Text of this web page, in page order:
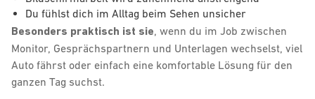
Du fühlst dich im Alltag beim Sehen unsicher
Besonders praktisch ist sie, wenn du im Job zwischen
Monitor, Gesprächspartnern und Unterlagen wechselst, viel
Auto fährst oder einfach eine komfortable Lösung für den
ganzen Tag suchst.